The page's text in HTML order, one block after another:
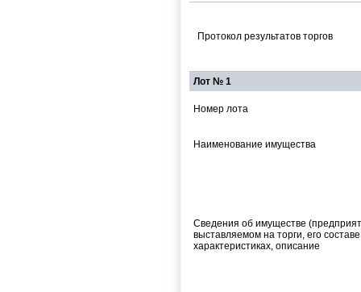
Протокол результатов торгов
Лот № 1
Номер лота
Наименование имущества
Cведения об имуществе
выставляемом на торги, его
характеристиках, описание